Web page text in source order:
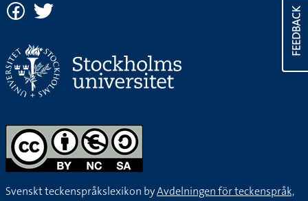
FEEDBACK
Svenskt teckenspråkslexikon byAvdelningen för teckenspråk,